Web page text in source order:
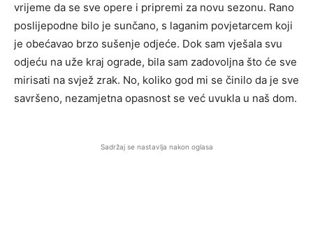
vrijeme da se sve opere i pripremi za novu sezonu. Rano
poslijepodne bilo je sunčano, s laganim povjetarcem koji
je obećavao brzo sušenje odjeće. Dok sam vješala svu
odjeću na uže kraj ograde, bila sam zadovoljna što će sve
mirisati na svjež zrak. No, koliko god mi se činilo da je sve
savršeno, nezamjetna opasnost se već uvukla u naš dom.
Sadržaj se nastavlja nakon oglasa